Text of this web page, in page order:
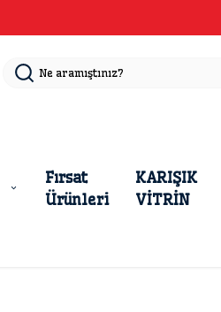
Fırsat
Ürünleri
KARIŞIK
VİTRİN